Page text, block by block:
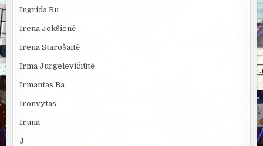
Ingrida Ru
Irena Jokšienė
Irena Starošaitė
Irma Jurgelevičiūtė
Irmantas Ba
Ironvytas
Irūna
J